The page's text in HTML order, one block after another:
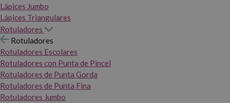
Lápices Jumbo
Lápices Triangulares
Rotuladores
Rotuladores
Rotuladores Escolares
Rotuladores con Punta de Pincel
Rotuladores de Punta Gorda
Rotuladores de Punta Fina
Rotuladores Jumbo